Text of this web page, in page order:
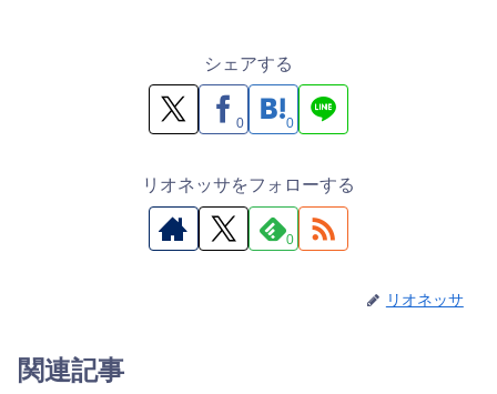
シェアする
0 0
リオネッサをフォローする
0
リオネッサ
関連記事